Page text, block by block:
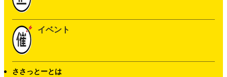
イベント
ささっとーとは